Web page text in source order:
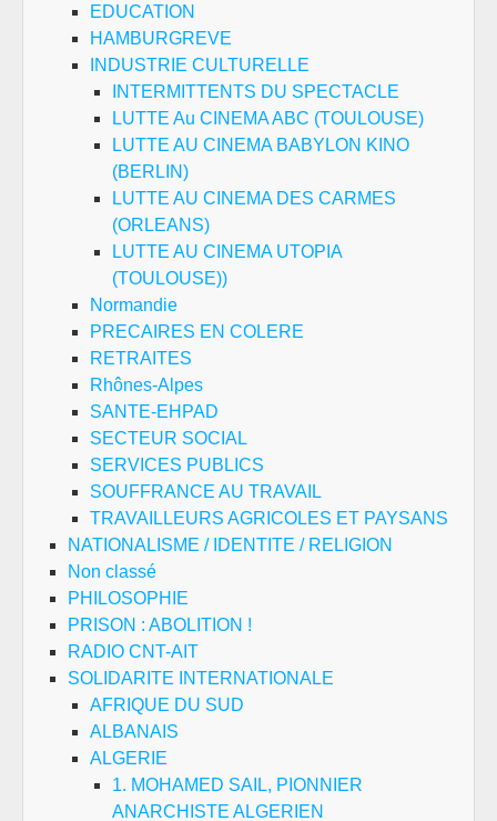
EDUCATION
HAMBURGREVE
INDUSTRIE CULTURELLE
INTERMITTENTS DU SPECTACLE
LUTTE Au CINEMA ABC (TOULOUSE)
LUTTE AU CINEMA BABYLON KINO
(BERLIN)
LUTTE AU CINEMA DES CARMES
(ORLEANS)
LUTTE AU CINEMA UTOPIA
(TOULOUSE))
Normandie
PRECAIRES EN COLERE
RETRAITES
Rhônes-Alpes
SANTE-EHPAD
SECTEUR SOCIAL
SERVICES PUBLICS
SOUFFRANCE AU TRAVAIL
TRAVAILLEURS AGRICOLES ET PAYSANS
NATIONALISME / IDENTITE / RELIGION
Non classé
PHILOSOPHIE
PRISON : ABOLITION !
RADIO CNT-AIT
SOLIDARITE INTERNATIONALE
AFRIQUE DU SUD
ALBANAIS
ALGERIE
1. MOHAMED SAIL, PIONNIER
ANARCHISTE ALGERIEN